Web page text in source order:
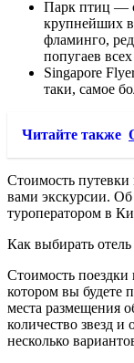
Парк птиц —
крупнейших
фламинго,
попугаев
Singapore
таки, самое
Читайте также
Стоимость
вами экскурсии.
туроператором в
Как выбирать
Стоимость поездки
котором вы будете
места размещения
количество звезд
несколько